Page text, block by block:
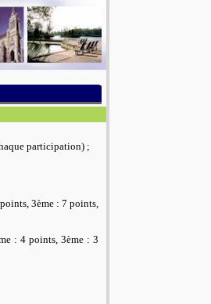
participation) ;
3ème : 7 points,
: 4 points, 3ème : 3